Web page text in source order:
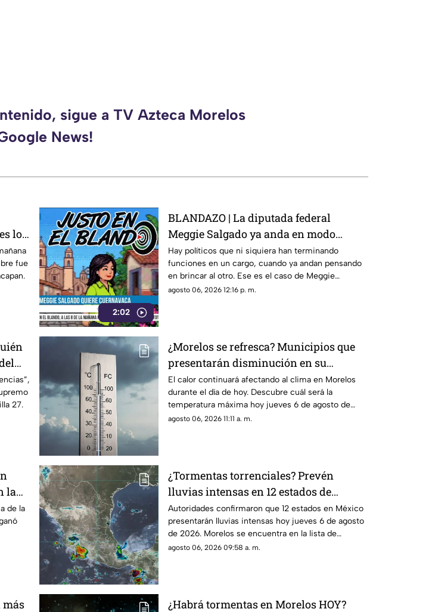
sigue a TV Azteca Morelos
News!
lo
fue
2:02
BLANDAZO | La diputada federal
Meggie Salgado ya anda en modo
precampaña en Cuernavaca
Hay políticos que ni siquiera han terminando
funciones en un cargo, cuando ya andan pensando
en brincar al otro. Ese es el caso de Meggie
Salgado, la legisladora que ahora quiere ser
agosto 06, 2026 12:16 p. m.
27.
¿Morelos se refresca? Municipios que
presentarán disminución en su
temperatura máxima HOY
El calor continuará afectando al clima en Morelos
durante el día de hoy. Descubre cuál será la
temperatura máxima hoy jueves 6 de agosto de
2026.
agosto 06, 2026 11:11 a. m.
la
de la
¿Tormentas torrenciales? Prevén
lluvias intensas en 12 estados de
México HOY; Morelos se encuentra en
la lista
Autoridades confirmaron que 12 estados en México
presentarán lluvias intensas hoy jueves 6 de agosto
de 2026. Morelos se encuentra en la lista de
entidades afectadas.
agosto 06, 2026 09:58 a. m.
más
¿Habrá tormentas en Morelos HOY?